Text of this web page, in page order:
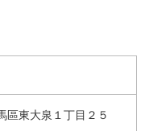
區東大泉１丁目２５